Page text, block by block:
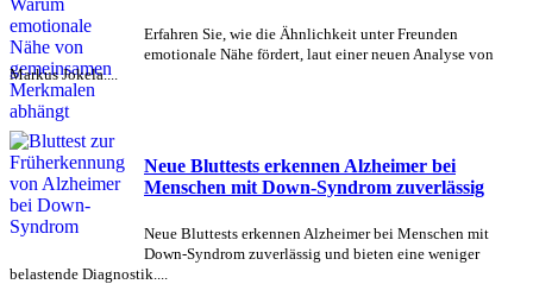
Erfahren Sie, wie die Ähnlichkeit unter Freunden
emotionale Nähe fördert, laut einer neuen Analyse von
Markus Jokela....
Neue Bluttests erkennen Alzheimer bei
Menschen mit Down-Syndrom zuverlässig
Neue Bluttests erkennen Alzheimer bei Menschen mit
Down-Syndrom zuverlässig und bieten eine weniger
belastende Diagnostik....